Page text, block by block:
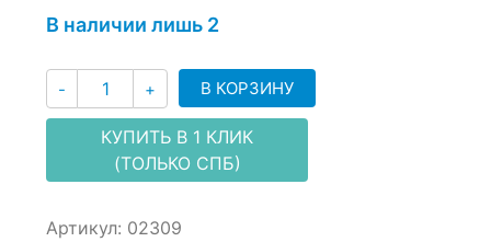
В наличии лишь 2
- Количество
+ В КОРЗИНУ
КУПИТЬ В 1 КЛИК
(ТОЛЬКО СПБ)
Артикул: 02309